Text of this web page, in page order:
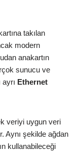
takılan
modern
anakartın
sunucu ve
Ethernet
veriyi uygun veri
Aynı şekilde ağdan
kullanabileceği